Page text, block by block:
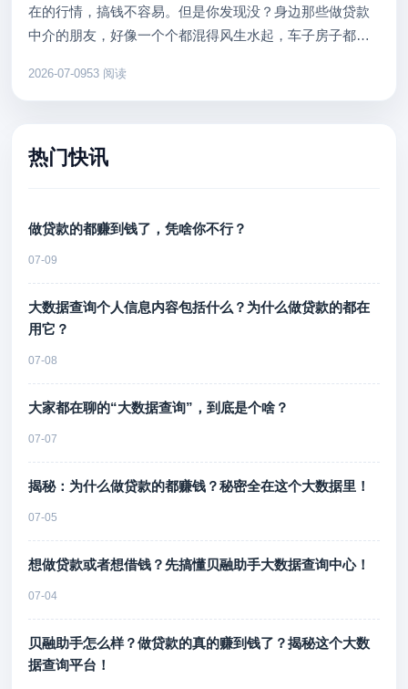
在的行情，搞钱不容易。但是你发现没？身边那些做贷款
中介的朋友，好像一个个都混得风生水起，车子房子都换
字：信息差。 很多...
2026-07-0953 阅读
热门快讯
做贷款的都赚到钱了，凭啥你不行？
07-09
大数据查询个人信息内容包括什么？为什么做贷款的都在
用它？
07-08
大家都在聊的“大数据查询”，到底是个啥？
07-07
揭秘：为什么做贷款的都赚钱？秘密全在这个大数据里！
07-05
想做贷款或者想借钱？先搞懂贝融助手大数据查询中心！
07-04
贝融助手怎么样？做贷款的真的赚到钱了？揭秘这个大数
据查询平台！